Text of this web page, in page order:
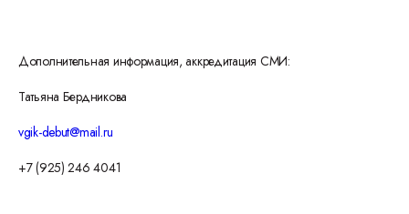
Дополнительная информация, аккредитация СМИ:
Татьяна Бердникова
vgik-debut@mail.ru
+7 (925) 246 4041